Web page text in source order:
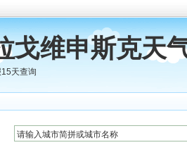
戈维申斯克天
天查询